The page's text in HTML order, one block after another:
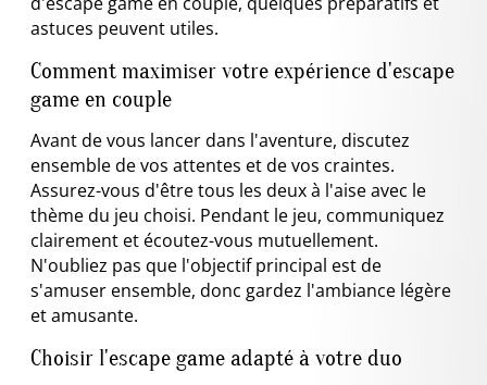
astuces peuvent utiles.
Comment maximiser votre expérience d'escape
game en couple
Avant de vous lancer dans l'aventure, discutez
ensemble de vos attentes et de vos craintes.
Assurez-vous d'être tous les deux à l'aise avec le
thème du jeu choisi. Pendant le jeu, communiquez
clairement et écoutez-vous mutuellement.
N'oubliez pas que l'objectif principal est de
s'amuser ensemble, donc gardez l'ambiance légère
et amusante.
Choisir l'escape game adapté à votre duo